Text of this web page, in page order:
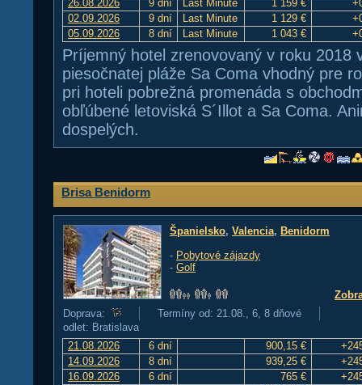
26.08.2026
9 dní Last Minute 1 159 €
02.09.2026
9 dní Last Minute 1 129 €
05.09.2026
8 dní Last Minute 1 043 €
Príjemný hotel zrenovovaný v roku 2018
piesočnatej pláže Sa Coma vhodný pre
pri hoteli pobrežná promenáda s
obľúbené letoviská S´Illot a Sa Coma.
dospelých.
Brisa Benidorm
Španielsko, Valencia, Benidorm
- Pobytové zájazdy
- Golf
Doprava:
Termíny od: 21.08., 6, 8 dňové
odlet: Bratislava
21.08.2026
6 dní 900,15 €
14.09.2026
8 dní 939,25 €
16.09.2026
6 dní 765 €